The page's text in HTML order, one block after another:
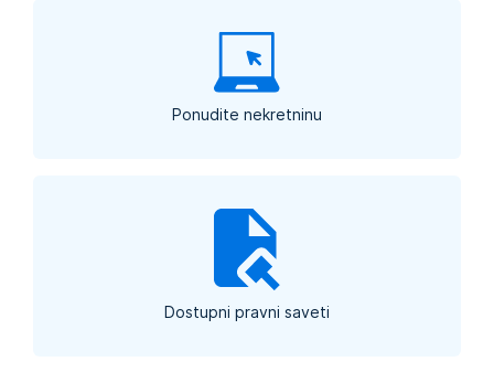
Ponudite nekretninu
Dostupni pravni saveti